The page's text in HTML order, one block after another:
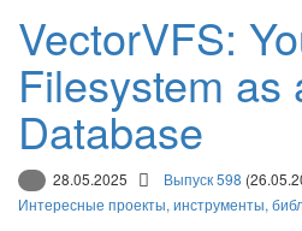
VectorVFS:
Filesystem as
Database
28.05.2025 Выпуск 598
Интересные проекты, инструменты,